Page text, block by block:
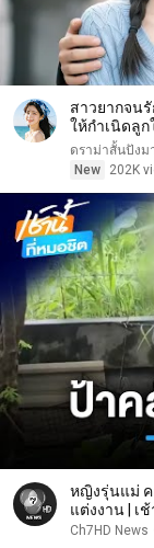
สาวยากจนรั
ให้กำเนิดลู
ดราม่าสั้นปังม
New
202K
หญิงรุ่นแม่
แต่งงาน | เ
Ch7HD News